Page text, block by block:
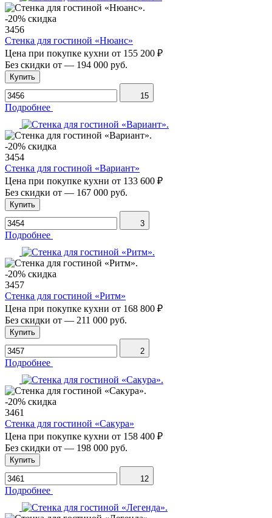
-20% скидка
3456
Стенка для гостиной «Нюанс»
Цена при покупке кухни от 155 200 ₽
Без скидки от — 194 000 руб.
Купить
15
Подробнее
-20% скидка
3454
Стенка для гостиной «Вариант»
Цена при покупке кухни от 133 600 ₽
Без скидки от — 167 000 руб.
Купить
3
Подробнее
-20% скидка
3457
Стенка для гостиной «Ритм»
Цена при покупке кухни от 168 800 ₽
Без скидки от — 211 000 руб.
Купить
2
Подробнее
-20% скидка
3461
Стенка для гостиной «Сакура»
Цена при покупке кухни от 158 400 ₽
Без скидки от — 198 000 руб.
Купить
12
Подробнее